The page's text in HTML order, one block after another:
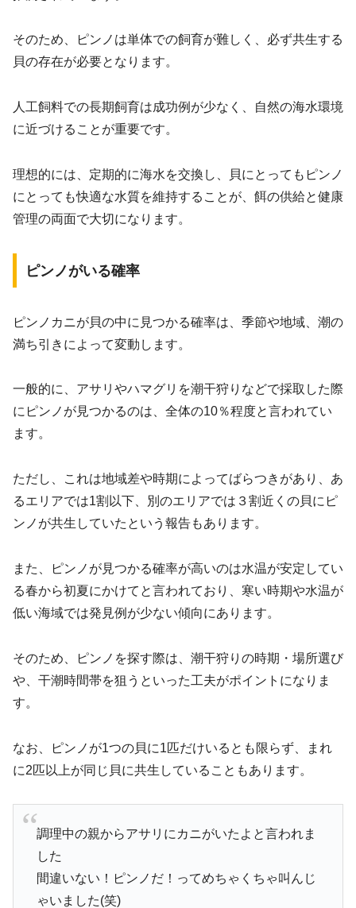
そのため、ピンノは単体での飼育が難しく、必ず共生する
貝の存在が必要となります。
人工飼料での長期飼育は成功例が少なく、自然の海水環境
に近づけることが重要です。
理想的には、定期的に海水を交換し、貝にとってもピンノ
にとっても快適な水質を維持することが、餌の供給と健康
管理の両面で大切になります。
ピンノがいる確率
ピンノカニが貝の中に見つかる確率は、季節や地域、潮の
満ち引きによって変動します。
一般的に、アサリやハマグリを潮干狩りなどで採取した際
にピンノが見つかるのは、全体の10％程度と言われてい
ます。
ただし、これは地域差や時期によってばらつきがあり、あ
るエリアでは1割以下、別のエリアでは３割近くの貝にピ
ンノが共生していたという報告もあります。
また、ピンノが見つかる確率が高いのは水温が安定してい
る春から初夏にかけてと言われており、寒い時期や水温が
低い海域では発見例が少ない傾向にあります。
そのため、ピンノを探す際は、潮干狩りの時期・場所選び
や、干潮時間帯を狙うといった工夫がポイントになりま
す。
なお、ピンノが1つの貝に1匹だけいるとも限らず、まれ
に2匹以上が同じ貝に共生していることもあります。
調理中の親からアサリにカニがいたよと言われま
した
間違いない！ピンノだ！ってめちゃくちゃ叫んじ
ゃいました(笑)